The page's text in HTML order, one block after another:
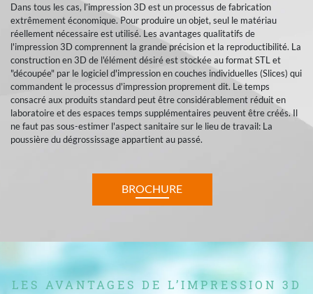
Dans tous les cas, l’impression 3D est un processus de fabrication
extrêmement économique. Pour produire un objet, seul le matériau
réellement nécessaire est utilisé. Les avantages qualitatifs de
l'impression 3D comprennent la grande précision et la reproductibilité. La
construction en 3D de l'élément désiré est stockée au format STL et
"découpée" par le logiciel d'impression en couches individuelles (Slices) qui
commandent le processus d'impression proprement dit. Le temps
consacré aux produits standard peut être considérablement réduit en
laboratoire et des espaces temps supplémentaires peuvent être créés. Il
ne faut pas sous-estimer l'aspect sanitaire sur le lieu de travail: La
poussière du dégrossissage appartient au passé.
BROCHURE
LES AVANTAGES DE L’IMPRESSION 3D